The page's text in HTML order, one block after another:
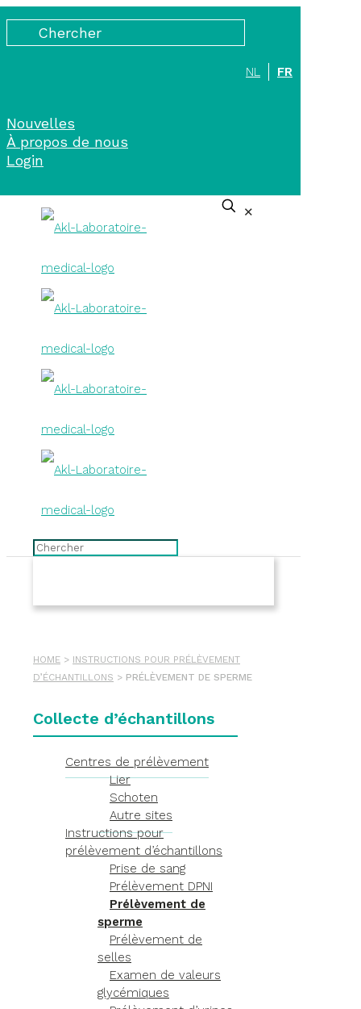
NL FR
Nouvelles
À propos de nous
Login
✕
HOME > INSTRUCTIONS POUR PRÉLÈVEMENT
D’ÉCHANTILLONS > PRÉLÈVEMENT DE SPERME
Collecte d’échantillons
Centres de prélèvement
Lier
Schoten
Autre sites
Instructions pour
prélèvement d’échantillons
Prise de sang
Prélèvement DPNI
Prélèvement de
sperme
Prélèvement de
selles
Examen de valeurs
glycémiques